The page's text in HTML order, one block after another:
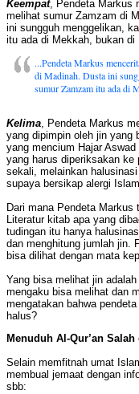
Keempat, Pendeta Markus
melihat sumur Zamzam di
ini sungguh menggelikan,
itu ada di Mekkah, bukan di
...Pendeta Markus
di Madinah. Dusta ini
sumur Zamzam itu ada di
Kelima, Pendeta Markus
yang dipimpin oleh jin yang
yang mencium Hajar
yang harus diperiksakan ke
sekali, melainkan
supaya bersikap alergi
Dari mana Pendeta Markus
Literatur kitab apa yang
tudingan itu hanya
dan menghitung jumlah jin.
bisa dilihat dengan mata
Yang bisa melihat jin
mengaku bisa melihat dan
mengatakan bahwa
halus?
Menuduh Al-Qur’an
Selain memfitnah umat
membual jemaat dengan
sbb: